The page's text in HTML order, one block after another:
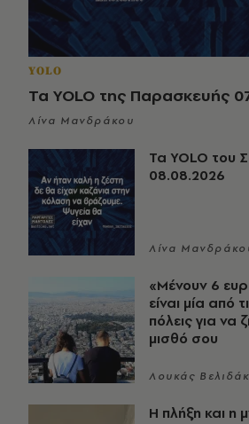
YOLO
Τα YOLO της Παρασκευής
Λίνα Μανδράκου
Τα YOLO του
08.08.2026
Λίνα
«Μένουν 6
είναι μία από
πόλεις για να
μισθό σου
Λουκάς
Η πλήξη και η